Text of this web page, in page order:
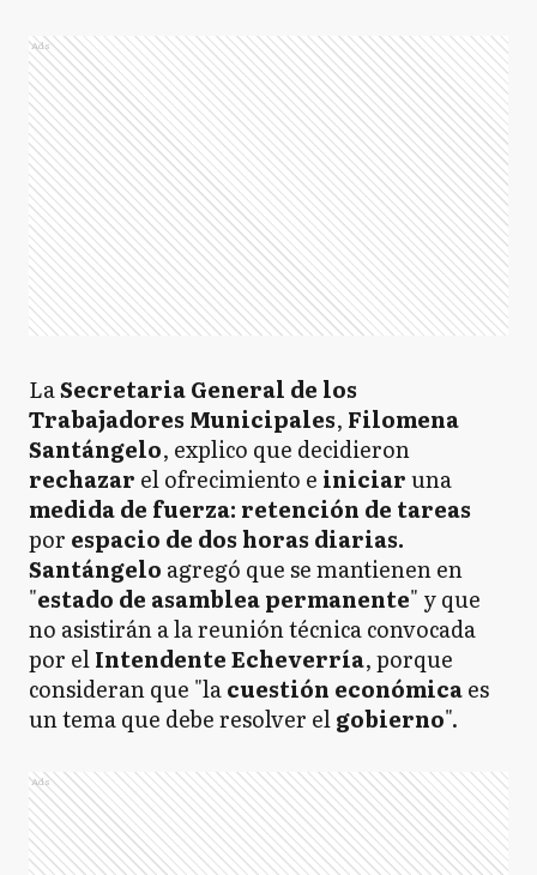
Ads
LaSecretaria General de los
Trabajadores Municipales, Filomena
Santángelo, explico que decidieron
rechazar el ofrecimiento e iniciaruna
medida de fuerza: retención de tareas
por espacio de dos horas diarias.
Santángelo agregó que se mantienen en
"estado de asamblea permanente" y que
no asistirán a la reunión técnica convocada
por elIntendente Echeverría,porque
consideran que "lacuestión económicaes
un tema que debe resolver elgobierno".
Ads